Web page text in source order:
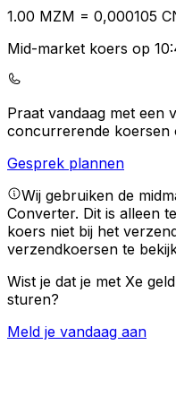
1.00 MZM = 0,000105
Mid-market koers op
Praat vandaag met een
concurrerende koersen
Gesprek plannen
Wij gebruiken de
Converter. Dit is alleen
koers niet bij het
verzendkoersen te
Wist je dat je met Xe
sturen?
Meld je vandaag aan